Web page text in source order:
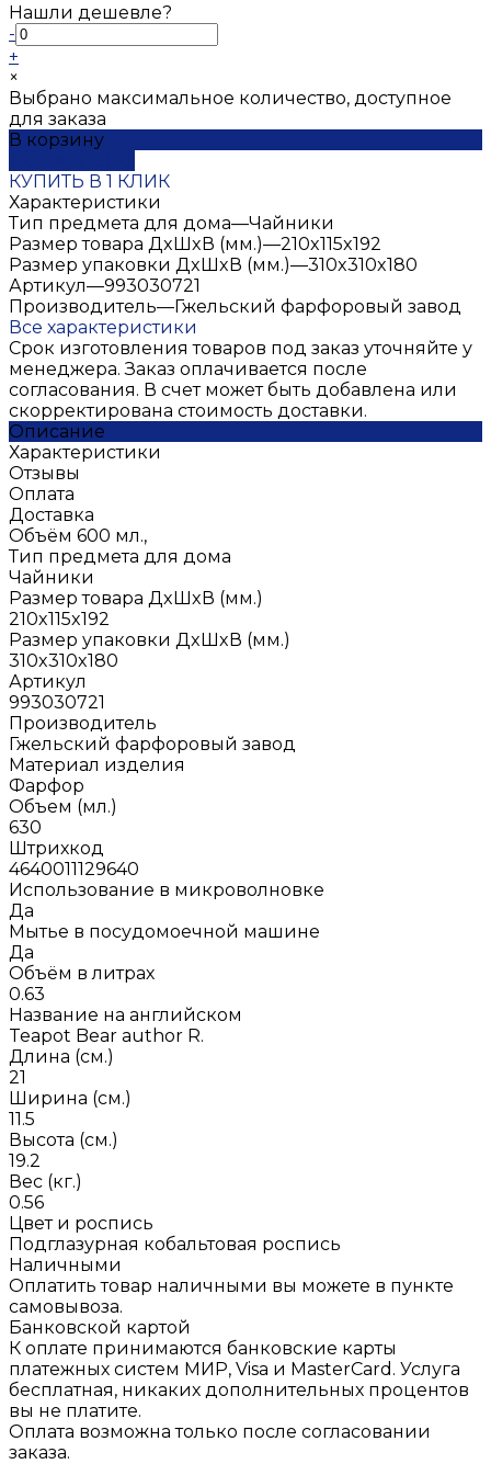
Нашли дешевле?
-
+
×
Выбрано максимальное количество, доступное
для заказа
В корзину
КУПИТЬ В 1 КЛИК
Характеристики
Тип предмета для дома—Чайники
Размер товара ДxШxВ (мм.)—210x115x192
Размер упаковки ДxШxВ (мм.)—310x310x180
Артикул—993030721
Производитель—Гжельский фарфоровый завод
Все характеристики
Срок изготовления товаров под заказ уточняйте у
менеджера. Заказ оплачивается после
согласования. В счет может быть добавлена или
скорректирована стоимость доставки.
Описание
Характеристики
Отзывы
Оплата
Доставка
Объём 600 мл.,
Тип предмета для дома
Чайники
Размер товара ДxШxВ (мм.)
210x115x192
Размер упаковки ДxШxВ (мм.)
310x310x180
Артикул
993030721
Производитель
Гжельский фарфоровый завод
Материал изделия
Фарфор
Объем (мл.)
630
Штрихкод
4640011129640
Использование в микроволновке
Да
Мытье в посудомоечной машине
Да
Объём в литрах
0.63
Название на английском
Teapot Bear author R.
Длина (см.)
21
Ширина (см.)
11.5
Высота (см.)
19.2
Вес (кг.)
0.56
Цвет и роспись
Подглазурная кобальтовая роспись
Наличными
Оплатить товар наличными вы можете в пункте
самовывоза.
Банковской картой
К оплате принимаются банковские карты
платежных систем МИР, Visa и MasterCard. Услуга
бесплатная, никаких дополнительных процентов
вы не платите.
Оплата возможна только после согласовании
заказа.